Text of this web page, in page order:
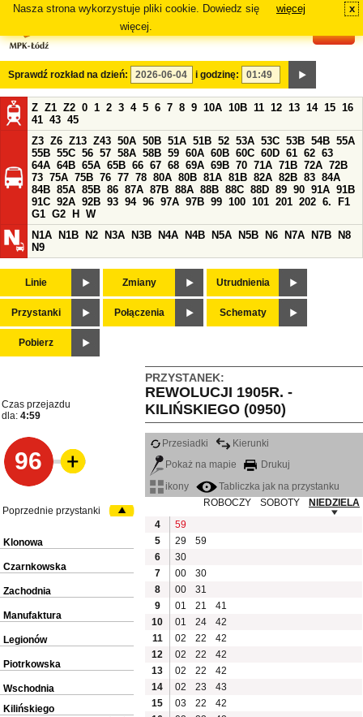
Nasza strona wykorzystuje pliki cookie. Dowiedz się
więcej.
więcej x
Sprawdź rozkład na dzień: i godzinę:
Z Z1 Z2 0 1 2 3 4 5 6 7 8 9 10A 10B 11 12 13 14 15 16
41 43 45
Z3 Z6 Z13 Z43 50A 50B 51A 51B 52 53A 53C 53B 54B 55A
55B 55C 56 57 58A 58B 59 60A 60B 60C 60D 61 62 63
64A 64B 65A 65B 66 67 68 69A 69B 70 71A 71B 72A 72B
73 75A 75B 76 77 78 80A 80B 81A 81B 82A 82B 83 84A
84B 85A 85B 86 87A 87B 88A 88B 88C 88D 89 90 91A 91B
91C 92A 92B 93 94 96 97A 97B 99 100 101 201 202 6.
F1
G1 G2 H
W
N1A
N1B N2 N3A N3B N4A N4B N5A N5B N6 N7A N7B
N8
N9
Linie Zmiany Utrudnienia
Przystanki Połączenia Schematy
Pobierz
PRZYSTANEK:
REWOLUCJI 1905R. -
KILIŃSKIEGO (0950)
Czas przejazdu
dla: 4:59
96
Przesiadki
Kierunki
Pokaż na mapie
Drukuj
ikony
Tabliczka jak na przystanku
ROBOCZY
SOBOTY
NIEDZIELA
4
59
5
29
59
6
30
7
00
30
8
00
31
9
01 21
41
10
01 24
42
11
02 22
42
12
02 22
42
13
02 22
42
14
02 23
43
15
03 22
42
Poprzednie przystanki
Klonowa
Czarnkowska
Zachodnia
Manufaktura
Legionów
Piotrkowska
Wschodnia
Kilińskiego